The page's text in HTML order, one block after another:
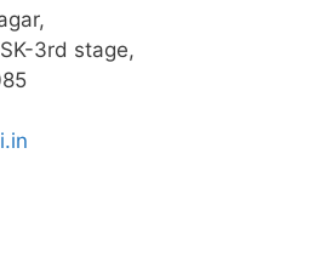
3rd stage,